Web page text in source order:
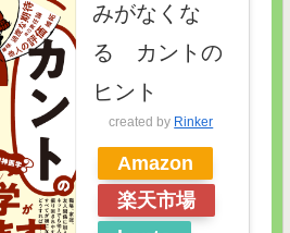
みがなくな
る カントの
ヒント
created by Rinker
Amazon
楽天市場